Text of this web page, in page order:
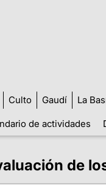
Culto Gaudí La
de actividades
de